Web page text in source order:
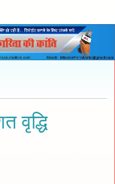
वृद्धि